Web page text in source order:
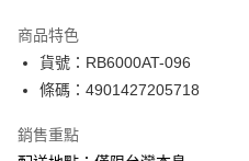
悠遊付
ATM付款
運送方式
商品特色
貨號：RB6000AT-096
條碼：4901427205718
銷售重點